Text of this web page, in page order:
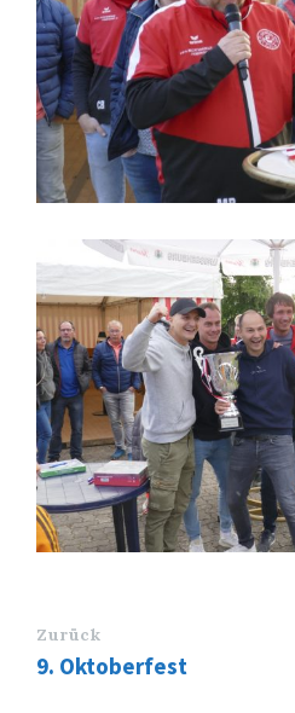
Zurück
9. Oktoberfest